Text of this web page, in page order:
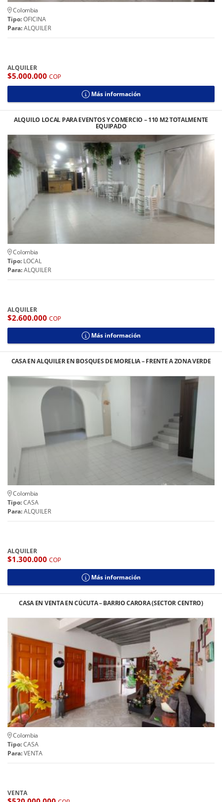
Colombia
Tipo:OFICINA
Para:ALQUILER
ALQUILER
$5.000.000 COP
Más información
ALQUILO LOCAL PARA EVENTOS Y COMERCIO – 110 M2 TOTALMENTE
EQUIPADO
Colombia
Tipo: LOCAL
Para:ALQUILER
ALQUILER
$2.600.000 COP
Más información
CASA EN ALQUILER EN BOSQUES DE MORELIA – FRENTE A ZONA VERDE
Colombia
Tipo:CASA
Para:ALQUILER
ALQUILER
$1.300.000 COP
Más información
CASA EN VENTA EN CÚCUTA – BARRIO CARORA (SECTOR CENTRO)
Colombia
Tipo:CASA
Para:VENTA
VENTA